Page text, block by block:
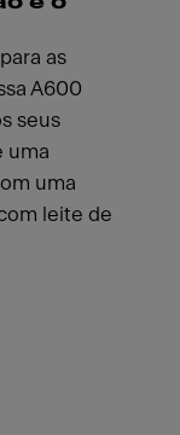
as
A600
seus
uma
uma
leite de